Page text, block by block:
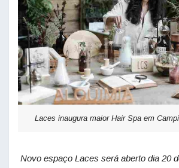
Laces inaugura maior Hair Spa em
Novo espaço Laces será aberto dia 20